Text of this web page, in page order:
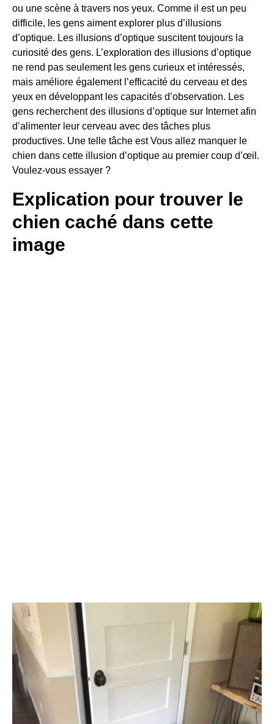
ou une scène à travers nos yeux. Comme il est un peu
difficile, les gens aiment explorer plus d’illusions
d’optique. Les illusions d’optique suscitent toujours la
curiosité des gens. L’exploration des illusions d’optique
ne rend pas seulement les gens curieux et intéressés,
mais améliore également l’efficacité du cerveau et des
yeux en développant les capacités d’observation. Les
gens recherchent des illusions d’optique sur Internet afin
d’alimenter leur cerveau avec des tâches plus
productives. Une telle tâche est Vous allez manquer le
chien dans cette illusion d’optique au premier coup d’œil.
Voulez-vous essayer ?
Explication pour trouver le
chien caché dans cette
image